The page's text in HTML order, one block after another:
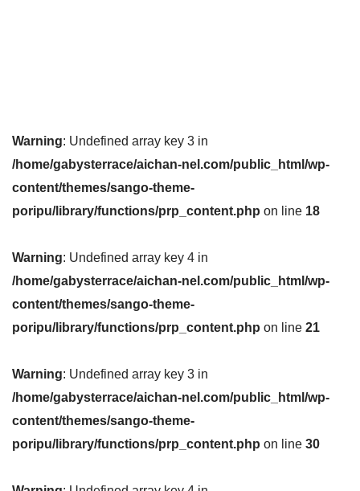
Warning: Undefined array key 3 in
/home/gabysterrace/aichan-nel.com/public_html/wp-
content/themes/sango-theme-
poripu/library/functions/prp_content.php on line 18
Warning: Undefined array key 4 in
/home/gabysterrace/aichan-nel.com/public_html/wp-
content/themes/sango-theme-
poripu/library/functions/prp_content.php on line 21
Warning: Undefined array key 3 in
/home/gabysterrace/aichan-nel.com/public_html/wp-
content/themes/sango-theme-
poripu/library/functions/prp_content.php on line 30